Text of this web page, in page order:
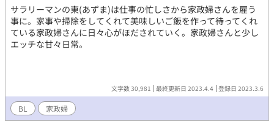
サラリーマンの東(あずま)は仕事の忙しさから家政婦さんを雇う
事に。家事や掃除をしてくれて美味しいご飯を作って待ってくれ
ている家政婦さんに日々心がほだされていく。家政婦さんと少し
エッチな甘々日常。
文字数 30,981 最終更新日 2023.4.4 登録日 2023.3.6
BL 家政婦